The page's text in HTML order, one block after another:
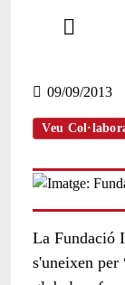
09/09/2013
Veu
La Fundació
s'uneixen per